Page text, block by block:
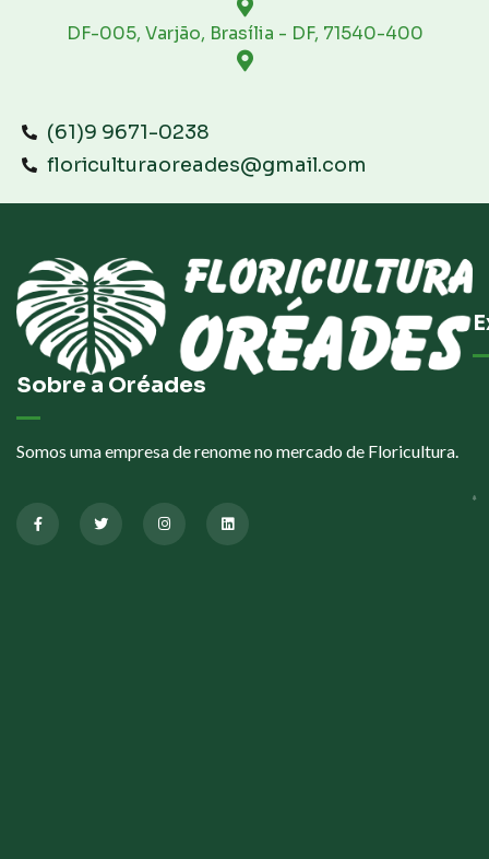
DF-005, Varjão, Brasília - DF, 71540-400
(61)9 9671-0238
floriculturaoreades@gmail.com
Sobre a Oréades
Somos uma empresa de renome no mercado de Floricultura.